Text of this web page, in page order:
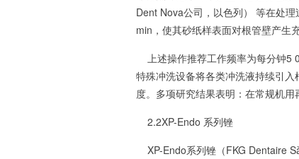
Dent Nova公司，以色列） 等在处
min，使其砂纸样表面对根管壁产生
上述操作推荐工作频率为每分钟5
特殊冲洗设备将各类冲洗液持续引
度。多项研究结果表明：在常规机
2.2XP-Endo 系列锉
XP-Endo系列锉（FKG Dentaire